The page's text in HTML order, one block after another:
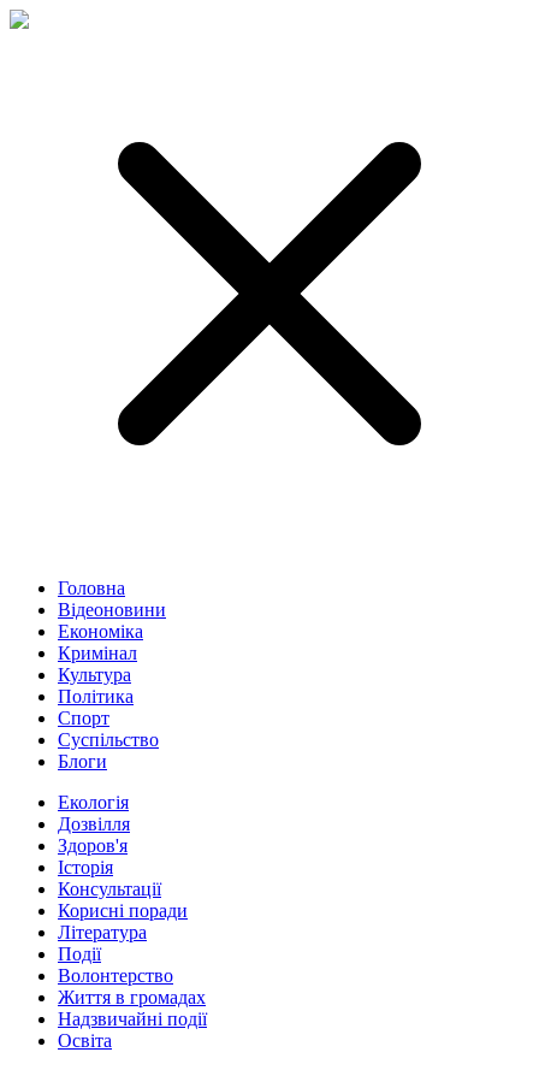
Головна
Відеоновини
Економіка
Кримінал
Культура
Політика
Спорт
Суспільство
Блоги
Екологія
Дозвілля
Здоров'я
Історія
Консультації
Корисні поради
Література
Події
Волонтерство
Життя в громадах
Надзвичайні події
Освіта